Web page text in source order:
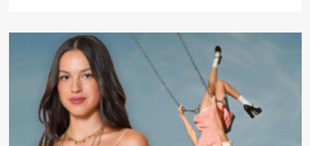
ЧП:
Максим
Крютченко
основатель
знаменитого
издательства